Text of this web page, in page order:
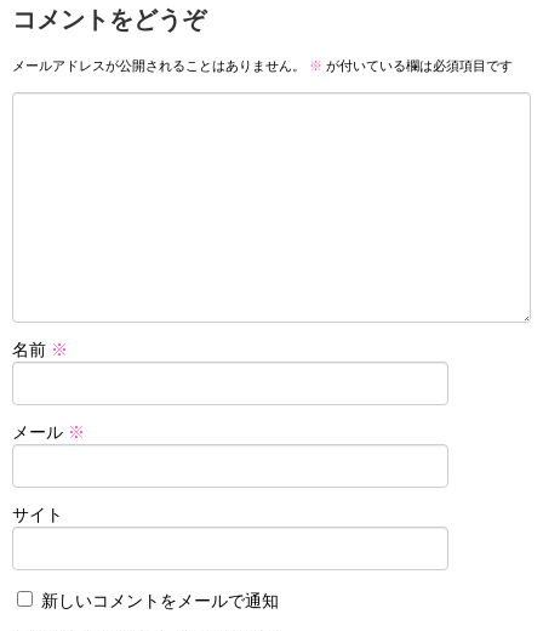
コメントをどうぞ
メールアドレスが公開されることはありません。 ※ が付いている欄は必須項目です
名前 ※
メール ※
サイト
新しいコメントをメールで通知